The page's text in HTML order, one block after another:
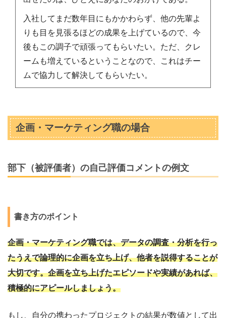
入社してまだ数年目にもかかわらず、他の先輩よ
りも目を見張るほどの成果を上げているので、今
後もこの調子で頑張ってもらいたい。ただ、クレ
ームも増えているということなので、これはチー
ムで協力して解決してもらいたい。
企画・マーケティング職の場合
部下（被評価者）の自己評価コメントの例文
書き方のポイント
企画・マーケティング職では、データの調査・分析を行っ
たうえで論理的に企画を立ち上げ、他者を説得することが
大切です。企画を立ち上げたエピソードや実績があれば、
積極的にアピールしましょう。
もし、自分の携わったプロジェクトの結果が数値として出